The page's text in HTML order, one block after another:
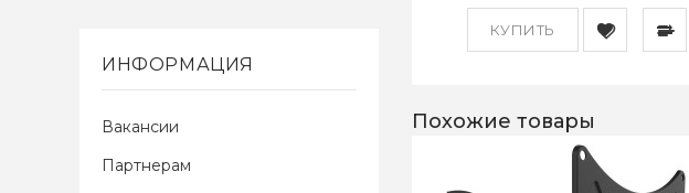
ИНФОРМАЦИЯ
Вакансии
Партнерам
КУПИТЬ
Похожие товары